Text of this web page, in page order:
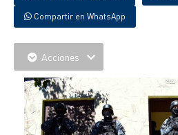
Compartir en WhatsApp
Acciones